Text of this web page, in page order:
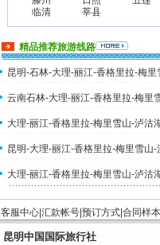
临清
莘县
精品推荐旅游线路
昆明-石林-大理-丽江-香格里拉-梅
云南石林-大理-丽江-香格里拉-梅里
大理-丽江-香格里拉-梅里雪山-泸沽
昆明-大理-丽江-香格里拉-梅里雪山
大理-丽江-香格里拉-梅里雪山-泸沽
客服中心 汇款帐号 预订方式 合同样本
昆明中国国际旅行社